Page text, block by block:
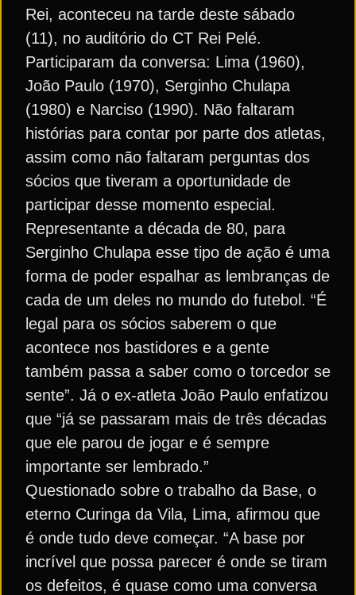
Rei, aconteceu na tarde deste sábado
(11), no auditório do CT Rei Pelé.
Participaram da conversa: Lima (1960),
João Paulo (1970), Serginho Chulapa
(1980) e Narciso (1990). Não faltaram
histórias para contar por parte dos atletas,
assim como não faltaram perguntas dos
sócios que tiveram a oportunidade de
participar desse momento especial.
Representante a década de 80, para
Serginho Chulapa esse tipo de ação é uma
forma de poder espalhar as lembranças de
cada de um deles no mundo do futebol. “É
legal para os sócios saberem o que
acontece nos bastidores e a gente
também passa a saber como o torcedor se
sente”. Já o ex-atleta João Paulo enfatizou
que “já se passaram mais de três décadas
que ele parou de jogar e é sempre
importante ser lembrado.”
Questionado sobre o trabalho da Base, o
eterno Curinga da Vila, Lima, afirmou que
é onde tudo deve começar. “A base por
incrível que possa parecer é onde se tiram
os defeitos, é quase como uma conversa